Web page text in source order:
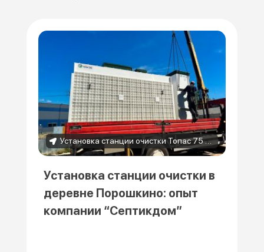
Установка станции очистки Топас 75 в деревне Порошкино
Установка станции очистки в
деревне Порошкино: опыт
компании “Септикдом”